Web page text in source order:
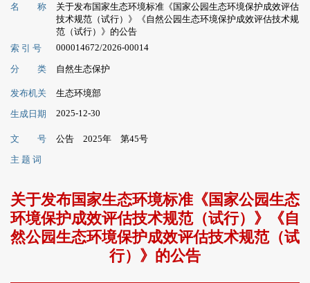
名 称
关于发布国家生态环境标准《国家公园生态环境保护成效评估
技术规范（试行）》《自然公园生态环境保护成效评估技术规
范（试行）》的公告
索 引 号
000014672/2026-00014
分 类 自然生态保护
发布机关
生态环境部
生成日期
2025-12-30
文 号
公告 2025年 第45号
主 题 词
关于发布国家生态环境标准《国家公园生态
环境保护成效评估技术规范（试行）》《自
然公园生态环境保护成效评估技术规范（试
行）》的公告